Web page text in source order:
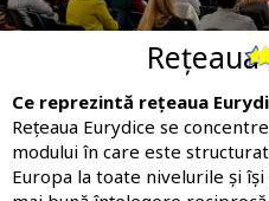
Ce reprezintă rețeaua
Rețeaua Eurydice se
modului în care este
Europa la toate nivelurile și